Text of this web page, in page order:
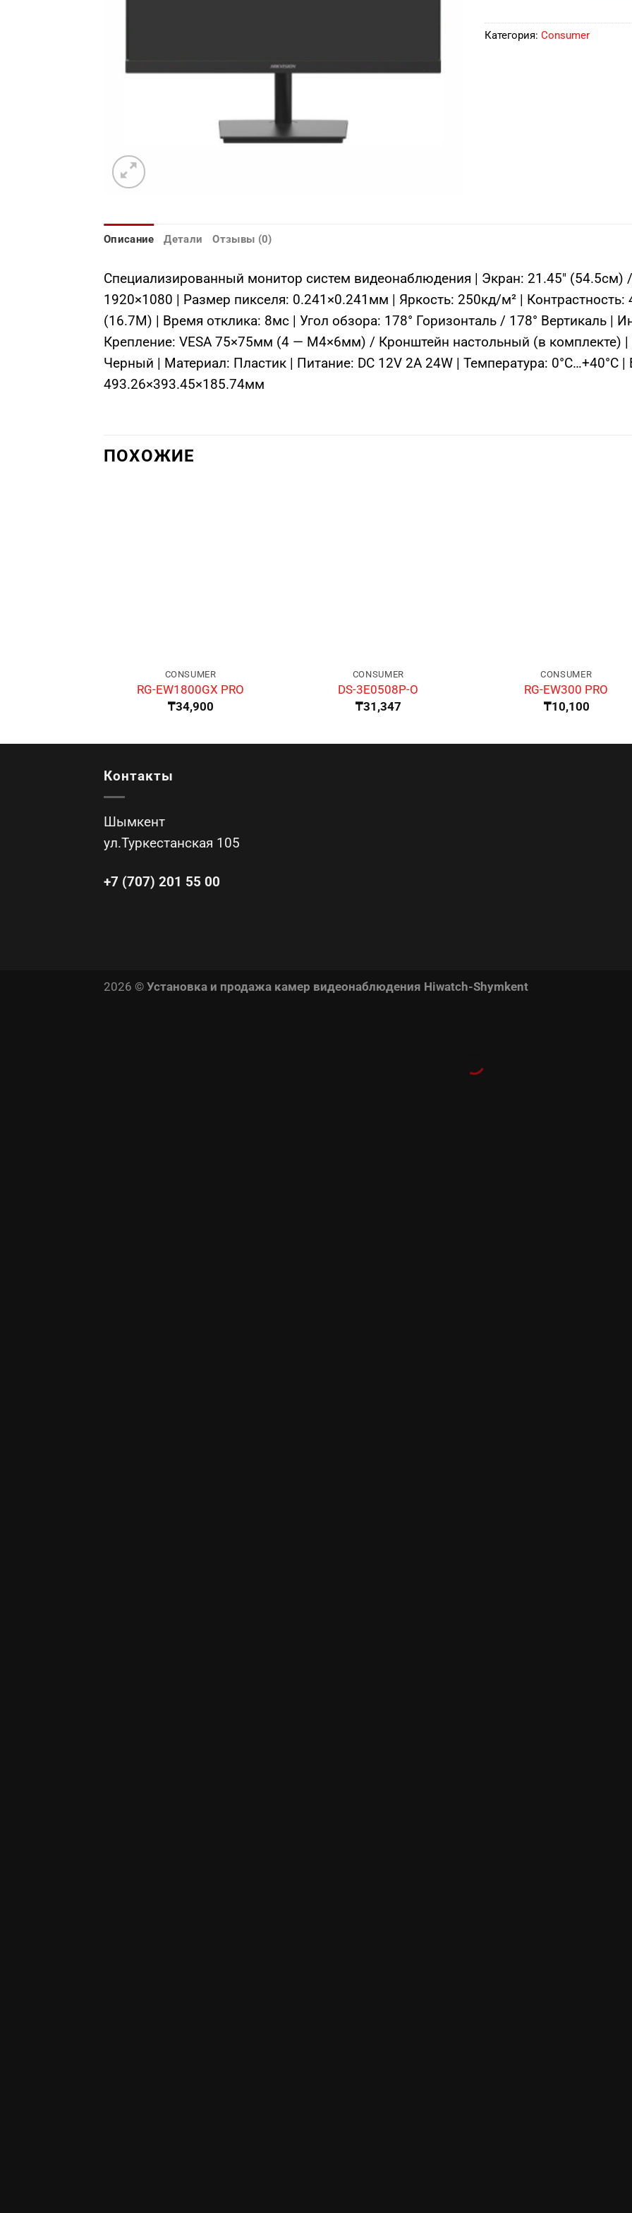
Категория: Consumer
Описание Детали Отзывы (0)
Специализированный монитор систем видеонаблюдения | Экран: 21.45″ (54.5см)
1920×1080 | Размер пикселя: 0.241×0.241мм | Яркость: 250кд/м² |
(16.7M) | Время отклика: 8мc | Угол обзора: 178° Горизонталь / 178° Вертикаль |
Крепление: VESA 75×75мм (4 — M4×6мм) / Кронштейн настольный (в комплекте)
Черный | Материал: Пластик | Питание: DC 12V 2А 24W | Температура: 0°C…+40°C |
493.26×393.45×185.74мм
ПОХОЖИЕ
CONSUMER
RG-EW1800GX PRO
₸34,900
CONSUMER
DS-3E0508P-O
₸31,347
CONSUMER
RG-EW300 PRO
₸10,100
Контакты
Шымкент
ул.Туркестанская 105
+7 (707) 201 55 00
2026 © Установка и продажа камер видеонаблюдения Hiwatch-Shymkent